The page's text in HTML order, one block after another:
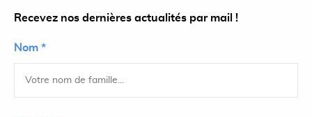
Recevez nos dernières actualités par mail !
Nom *